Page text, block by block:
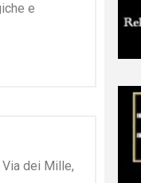
e
dei Mille,